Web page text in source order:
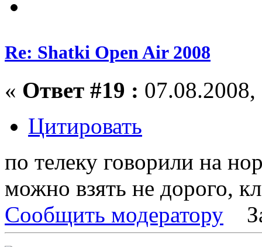
Re: Shatki Open Air 2008
« Ответ #19 :
Цитировать
по телеку говорили на
можно взять не дорого,
Сообщить модератору